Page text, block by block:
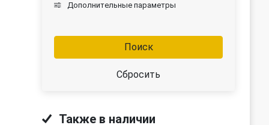
Дополнительные параметры
Поиск
Сбросить
Также в наличии